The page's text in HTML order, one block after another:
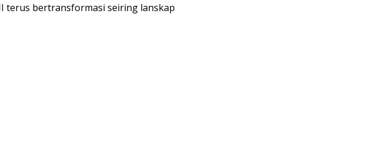
terus bertransformasi seiring lanskap